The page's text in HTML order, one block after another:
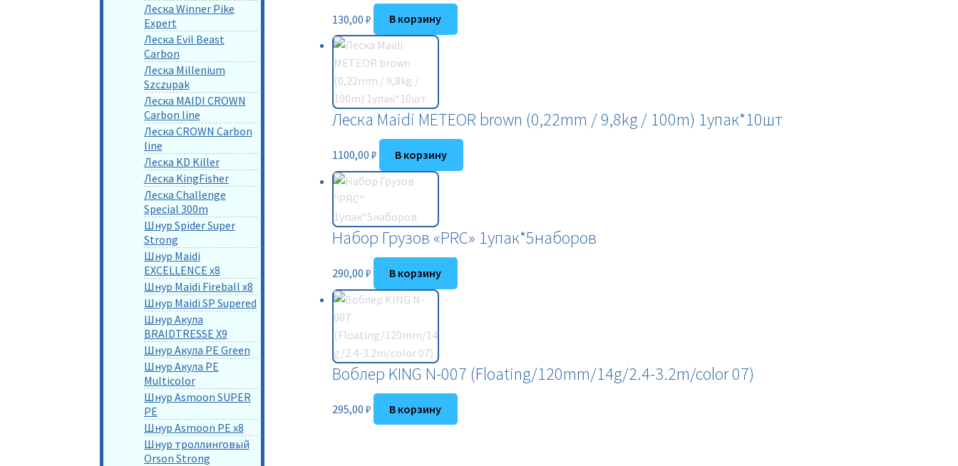
130,00 ₽ В корзину
Леска Maidi METEOR brown (0,22mm / 9,8kg / 100m) 1упак*10шт
1100,00 ₽ В корзину
Набор Грузов «PRC» 1упак*5наборов
290,00 ₽ В корзину
Воблер KING N-007 (Floating/120mm/14g/2.4-3.2m/color 07)
295,00 ₽ В корзину
Леска Winner Pike
Expert
Леска Evil Beast
Carbon
Леска Millenium
Szczupak
Леска MAIDI CROWN
Carbon line
Леска CROWN Carbon
line
Леска KD Killer
Леска KingFisher
Леска Challenge
Special 300m
Шнур Spider Super
Strong
Шнур Maidi
EXCELLENCE x8
Шнур Maidi Fireball x8
Шнур Maidi SP Supered
Шнур Акула
BRAIDTRESSE X9
Шнур Акула PE Green
Шнур Акула PE
Multicolor
Шнур Asmoon SUPER
PE
Шнур Asmoon PE x8
Шнур троллинговый
Orson Strong